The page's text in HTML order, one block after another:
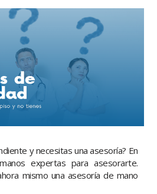
y necesitas una asesoría? En
expertas para asesorarte.
mismo una asesoría de mano